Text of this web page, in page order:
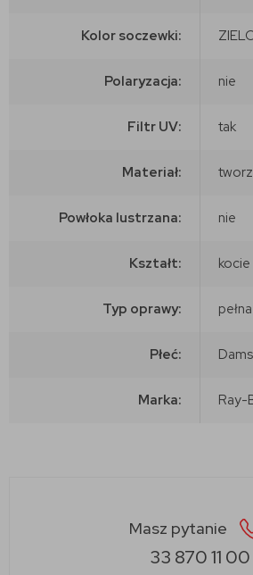
Kolor soczewki:
Polaryzacja: nie
Filtr UV: tak
Materiał:
Powłoka lustrzana: nie
Kształt: kocie
Typ oprawy: pełna
Płeć:
Marka: Ray-
Masz pytanie
33 870 11 00